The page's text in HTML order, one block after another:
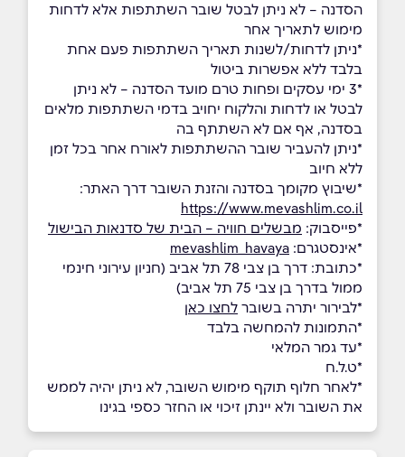
הסדנה – לא ניתן לבטל שובר השתתפות אלא לדחות
מימוש לתאריך אחר
*ניתן לדחות/לשנות תאריך השתתפות פעם אחת
בלבד ללא אפשרות ביטול
*3 ימי עסקים ופחות טרם מועד הסדנה – לא ניתן
לבטל או לדחות והלקוח יחויב בדמי השתתפות מלאים
בסדנה, אף אם לא השתתף בה
*ניתן להעביר שובר ההשתתפות לאורח אחר בכל זמן
ללא חיוב
*שיבוץ מקומך בסדנה והזנת השובר דרך האתר:
https://www.mevashlim.co.il
*פייסבוק: מבשלים חוויה – הבית של סדנאות הבישול
*אינסטגרם: mevashlim_havaya
*כתובת: דרך בן צבי 78 תל אביב (חניון עירוני חינמי
ממול בדרך בן צבי 75 תל אביב)
*לבירור יתרה בשובר לחצו כאן
*התמונות להמחשה בלבד
*עד גמר המלאי
*ט.ל.ח
*לאחר חלוף תוקף מימוש השובר, לא ניתן יהיה לממש
את השובר ולא יינתן זיכוי או החזר כספי בגינו